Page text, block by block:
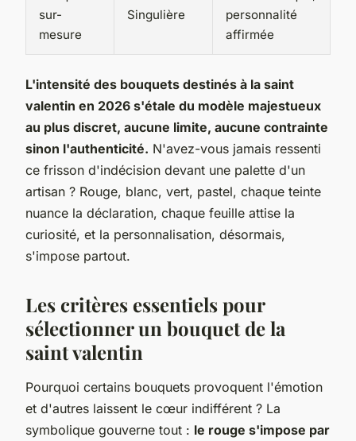
sur-
mesure
Singulière
personnalité
affirmée
L'intensité des bouquets destinés à la saint
valentin en 2026 s'étale du modèle majestueux
au plus discret, aucune limite, aucune contrainte
sinon l'authenticité. N'avez-vous jamais ressenti
ce frisson d'indécision devant une palette d'un
artisan ? Rouge, blanc, vert, pastel, chaque teinte
nuance la déclaration, chaque feuille attise la
curiosité, et la personnalisation, désormais,
s'impose partout.
Les critères essentiels pour
sélectionner un bouquet de la
saint valentin
Pourquoi certains bouquets provoquent l'émotion
et d'autres laissent le cœur indifférent ? La
symbolique gouverne tout : le rouge s'impose par